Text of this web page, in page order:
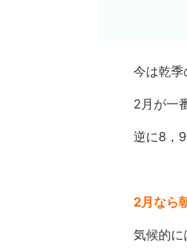
今は乾季
2月が一
逆に8，
2月なら
気候的に